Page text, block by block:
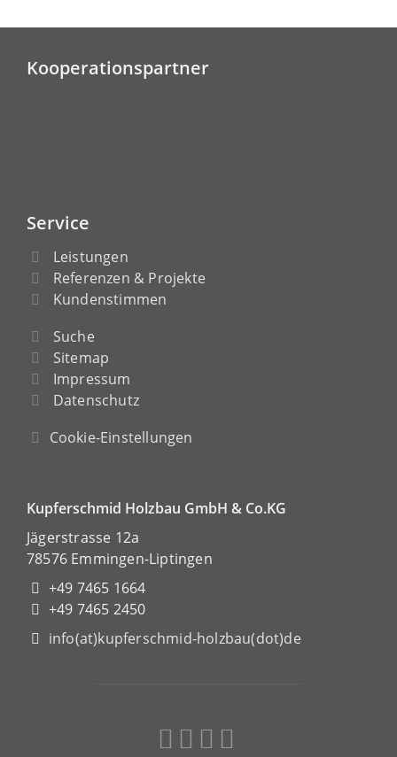
Kooperationspartner
Service
Leistungen
Referenzen & Projekte
Kundenstimmen
Suche
Sitemap
Impressum
Datenschutz
Cookie-Einstellungen
Kupferschmid Holzbau GmbH & Co.KG
Jägerstrasse 12a
78576 Emmingen-Liptingen
+49 7465 1664
+49 7465 2450
info(at)kupferschmid-holzbau(dot)de